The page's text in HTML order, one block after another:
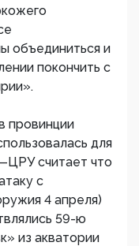
объединиться и
покончить с
провинции
для
считает что
с
4 апреля)
59-ю
из акватории